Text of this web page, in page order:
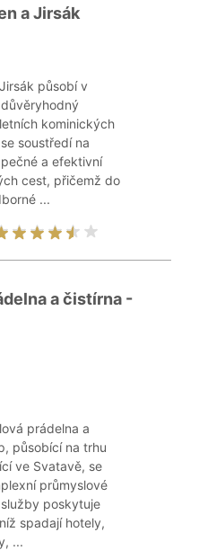
a Jirsák
působí v
kominických
soustředí na
a efektivní
cest, přičemž do
...
a čistírna -
prádelna a
působící na trhu
ve Svatavě, se
průmyslové
poskytuje
spadají hotely,
...